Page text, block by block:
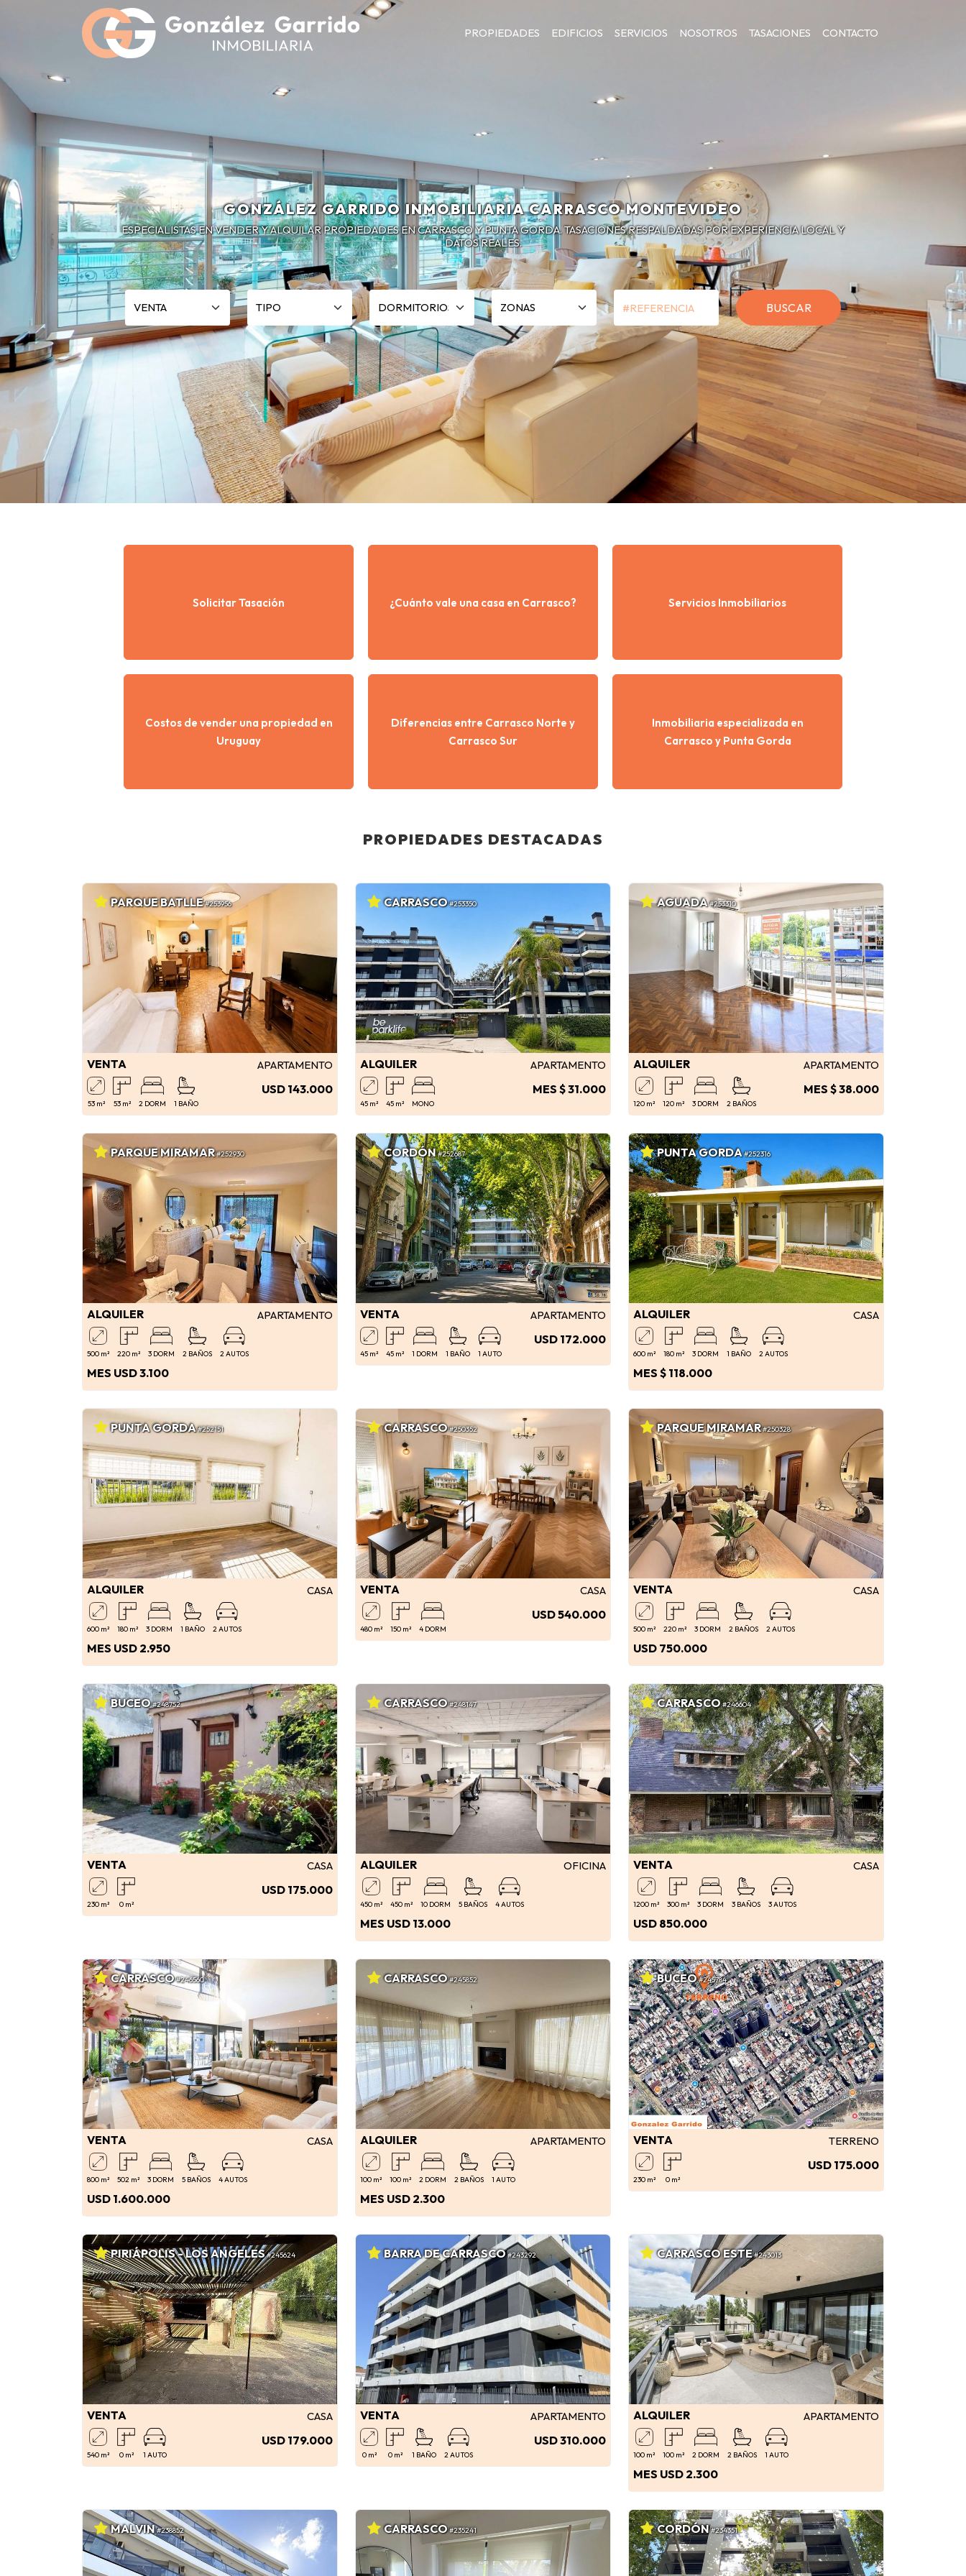
PROPIEDADES EDIFICIOS SERVICIOS NOSOTROS TASACIONES CONTACTO
GONZÁLEZ GARRIDO INMOBILIARIA CARRASCO MONTEVIDEO
ESPECIALISTAS EN VENDER Y ALQUILAR PROPIEDADES EN CARRASCO Y PUNTA GORDA. TASACIONES RESPALDADAS POR EXPERIENCIA LOCAL Y
DATOS REALES.
Solicitar Tasación ¿Cuánto vale una casa en Carrasco? Servicios Inmobiliarios
Costos de vender una propiedad en
Uruguay
Diferencias entre Carrasco Norte y
Carrasco Sur
Inmobiliaria especializada en
Carrasco y Punta Gorda
PROPIEDADES DESTACADAS
PARQUE BATLLE#253956
VENTA APARTAMENTO
53 m² 53 m² 2 DORM 1 BAÑO
USD 143.000
CARRASCO#253350
ALQUILER APARTAMENTO
45 m² 45 m² MONO
MES $ 31.000
AGUADA#253310
ALQUILER APARTAMENTO
120 m² 120 m² 3 DORM 2 BAÑOS
MES $ 38.000
PARQUE MIRAMAR#252930
ALQUILER APARTAMENTO
500 m² 220 m² 3 DORM 2 BAÑOS 2 AUTOS
MES USD 3.100
CORDÓN#252687
VENTA APARTAMENTO
45 m² 45 m² 1 DORM 1 BAÑO 1 AUTO
USD 172.000
PUNTA GORDA#252316
ALQUILER CASA
600 m² 180 m² 3 DORM 1 BAÑO 2 AUTOS
MES $ 118.000
PUNTA GORDA#252151
ALQUILER CASA
600 m² 180 m² 3 DORM 1 BAÑO 2 AUTOS
MES USD 2.950
CARRASCO#250352
VENTA CASA
480 m² 150 m² 4 DORM
USD 540.000
PARQUE MIRAMAR#250328
VENTA CASA
500 m² 220 m² 3 DORM 2 BAÑOS 2 AUTOS
USD 750.000
BUCEO#248752
VENTA CASA
230 m² 0 m²
USD 175.000
CARRASCO#248147
ALQUILER OFICINA
450 m² 450 m² 10 DORM 5 BAÑOS 4 AUTOS
MES USD 13.000
CARRASCO#246604
VENTA CASA
1200 m² 300 m² 3 DORM 3 BAÑOS 3 AUTOS
USD 850.000
CARRASCO#246560
VENTA CASA
800 m² 502 m² 3 DORM 5 BAÑOS 4 AUTOS
USD 1.600.000
CARRASCO#245852
ALQUILER APARTAMENTO
100 m² 100 m² 2 DORM 2 BAÑOS 1 AUTO
MES USD 2.300
BUCEO#245784
VENTA TERRENO
230 m² 0 m²
USD 175.000
PIRIÁPOLIS - LOS ANGELES#245624
VENTA CASA
540 m² 0 m² 1 AUTO
USD 179.000
BARRA DE CARRASCO#243292
VENTA APARTAMENTO
0 m² 0 m² 1 BAÑO 2 AUTOS
USD 310.000
CARRASCO ESTE#243013
ALQUILER APARTAMENTO
100 m² 100 m² 2 DORM 2 BAÑOS 1 AUTO
MES USD 2.300
MALVIN#238852 CARRASCO#235241 CORDÓN#234351